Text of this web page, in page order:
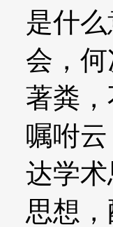
是什
会，
著粪
嘱咐
达学
思想